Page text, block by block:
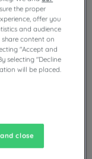
Degrés
que
des Hôtels
HOTELS
qu’hôtel
marques,
the proper
offer you
and audience
content on
"Accept and
selecting "Decline
will be placed.
close